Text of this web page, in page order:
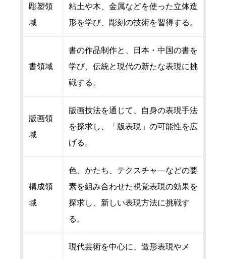
彫塑領
域
粘土や木、金属などを使った立体造
形を学び、彫刻の技術を習得する。
書領域
書の作品制作と、日本・中国の書を
学び、伝統と現代の新たな表現に挑
戦する。
版画領
域
版画技法を通じて、自身の表現手法
を探求し、「版表現」の可能性を広
げる。
構成領
域
色、かたち、テクスチャ―などの要
素を組み合わせた視覚表現の効果を
探求し、新しい表現方法に挑戦す
る。
現代芸術を中心に、造形表現やメ